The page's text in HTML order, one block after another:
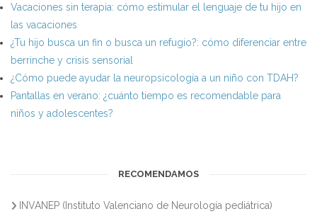
Vacaciones sin terapia: cómo estimular el lenguaje de tu hijo en
las vacaciones
¿Tu hijo busca un fin o busca un refugio?: cómo diferenciar entre
berrinche y crisis sensorial
¿Cómo puede ayudar la neuropsicología a un niño con TDAH?
Pantallas en verano: ¿cuánto tiempo es recomendable para
niños y adolescentes?
RECOMENDAMOS
INVANEP (Instituto Valenciano de Neurología pediátrica)